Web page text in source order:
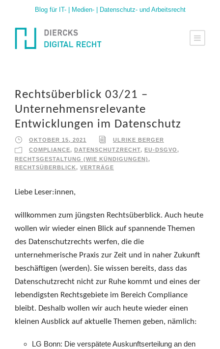
Blog für IT- | Medien- | Datenschutz- und Arbeitsrecht
Rechtsüberblick 03/21 –
Unternehmensrelevante
Entwicklungen im Datenschutz
OKTOBER 15, 2021
ULRIKE BERGER
COMPLIANCE, DATENSCHUTZRECHT, EU-DSGVO,
RECHTSGESTALTUNG (WIE KÜNDIGUNGEN),
RECHTSÜBERBLICK, VERTRÄGE
Liebe Leser:innen,
willkommen zum jüngsten Rechtsüberblick. Auch heute
wollen wir wieder einen Blick auf spannende Themen
des Datenschutzrechts werfen, die die
unternehmerische Praxis zur Zeit und in naher Zukunft
beschäftigen (werden). Sie wissen bereits, dass das
Datenschutzrecht nicht zur Ruhe kommt und eines der
lebendigsten Rechtsgebiete im Bereich Compliance
bleibt. Deshalb wollen wir auch heute wieder einen
kleinen Ausblick auf aktuelle Themen geben, nämlich:
LG Bonn: Die verspätete Auskunftserteilung an den